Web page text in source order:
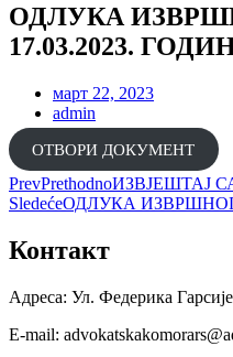
ОДЛУКА
17.03.2023.
март 22, 2023
admin
ОТВОРИ ДОКУМЕНТ
PrevPrethodnoИЗВЈЕШТАЈ
SledećeОДЛУКА ИЗВРШНОГ
Контакт
Адреса: Ул. Федерика
Е-mail: